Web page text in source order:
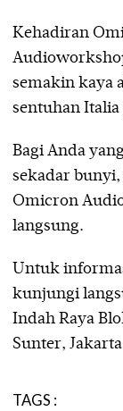
Kehadiran
semakin kaya
sentuhan
Bagi Anda
sekadar
Omicron
langsung.
Untuk
kunjungi
Indah Raya
Sunter,
TAGS :